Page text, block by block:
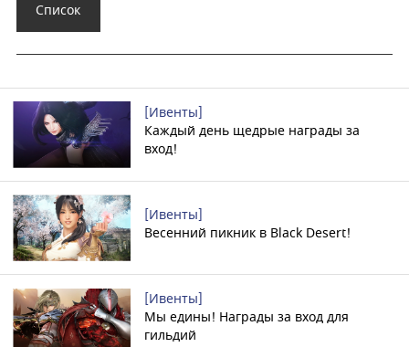
Список
[Ивенты]
Каждый день щедрые награды за
вход!
[Ивенты]
Весенний пикник в Black Desert!
[Ивенты]
Мы едины! Награды за вход для
гильдий